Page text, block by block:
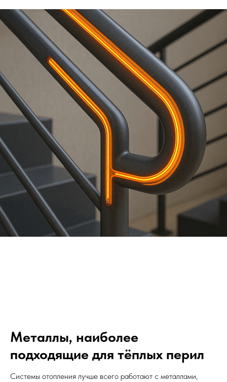
Металлы, наиболее
подходящие для тёплых перил
Системы отопления лучше всего работают с металлами,